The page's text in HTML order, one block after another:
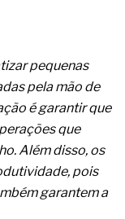
ou apenas reage
a frio in situ
de má-fé para
sobre as
metabólica
pequenas
pela mão de
é garantir que
que
Além disso, os
pois
garantem a